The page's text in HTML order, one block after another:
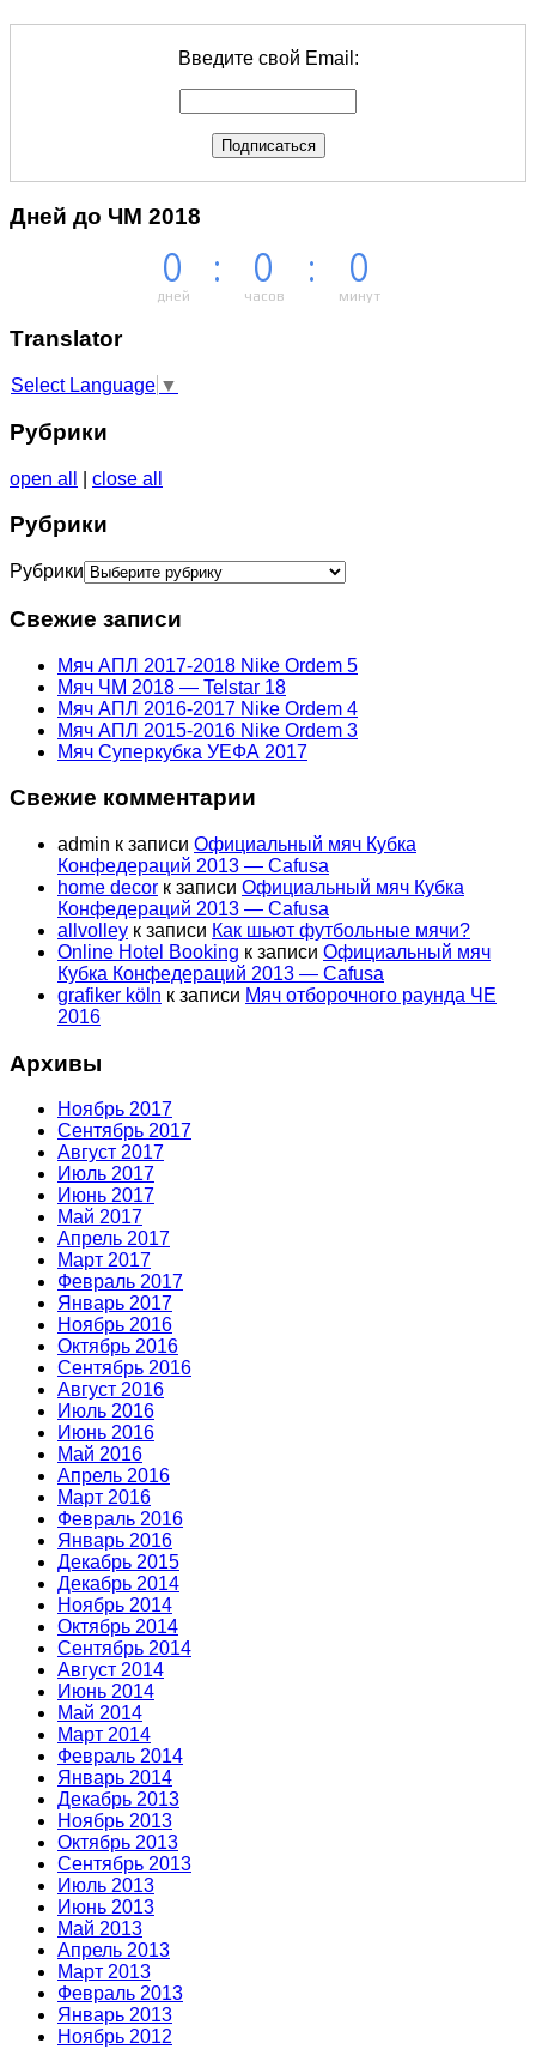
Введите свой Email:
Дней до ЧМ 2018
0
дней
: 0
часов
: 0
минут
Тranslator
Select Language ▼
Рубрики
open all close all
Рубрики
Рубрики
Свежие записи
Мяч АПЛ 2017-2018 Nike Ordem 5
Мяч ЧМ 2018 — Telstar 18
Мяч АПЛ 2016-2017 Nike Ordem 4
Мяч АПЛ 2015-2016 Nike Ordem 3
Мяч Суперкубка УЕФА 2017
Свежие комментарии
admin к записи Официальный мяч Кубка
Конфедераций 2013 — Cafusa
home decor к записи Официальный мяч Кубка
Конфедераций 2013 — Cafusa
allvolley к записи Как шьют футбольные мячи?
Online Hotel Booking к записи Официальный мяч
Кубка Конфедераций 2013 — Cafusa
grafiker köln к записи Мяч отборочного раунда ЧЕ
2016
Архивы
Ноябрь 2017
Сентябрь 2017
Август 2017
Июль 2017
Июнь 2017
Май 2017
Апрель 2017
Март 2017
Февраль 2017
Январь 2017
Ноябрь 2016
Октябрь 2016
Сентябрь 2016
Август 2016
Июль 2016
Июнь 2016
Май 2016
Апрель 2016
Март 2016
Февраль 2016
Январь 2016
Декабрь 2015
Декабрь 2014
Ноябрь 2014
Октябрь 2014
Сентябрь 2014
Август 2014
Июнь 2014
Май 2014
Март 2014
Февраль 2014
Январь 2014
Декабрь 2013
Ноябрь 2013
Октябрь 2013
Сентябрь 2013
Июль 2013
Июнь 2013
Май 2013
Апрель 2013
Март 2013
Февраль 2013
Январь 2013
Ноябрь 2012